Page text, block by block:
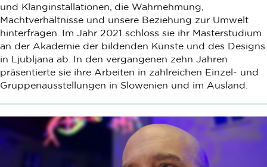
und Klanginstallationen, die Wahrnehmung,
Machtverhältnisse und unsere Beziehung zur Umwelt
hinterfragen. Im Jahr 2021 schloss sie ihr Masterstudium
an der Akademie der bildenden Künste und des Designs
in Ljubljana ab. In den vergangenen zehn Jahren
präsentierte sie ihre Arbeiten in zahlreichen Einzel- und
Gruppenausstellungen in Slowenien und im Ausland.